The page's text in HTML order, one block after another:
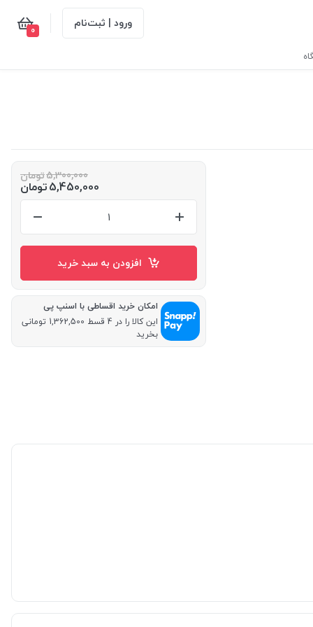
ورود | ثبت‌نام 0
5,300,000تومان
5,450,000تومان
افزودن به سبد خرید
امکان خرید اقساطی با اسنپ پی
این کالا را در 4 قسط 1,362,500 تومانی
بخرید